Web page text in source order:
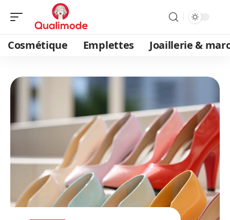
Cosmétique Emplettes Joaillerie &